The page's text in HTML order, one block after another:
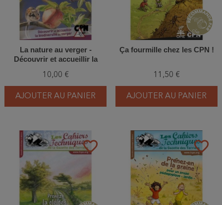
La nature au verger -
Découvrir et accueillir la
10,00 €
AJOUTER AU PANIER
Ça fourmille chez les CPN !
11,50 €
AJOUTER AU PANIER
favorite_border favorite_border